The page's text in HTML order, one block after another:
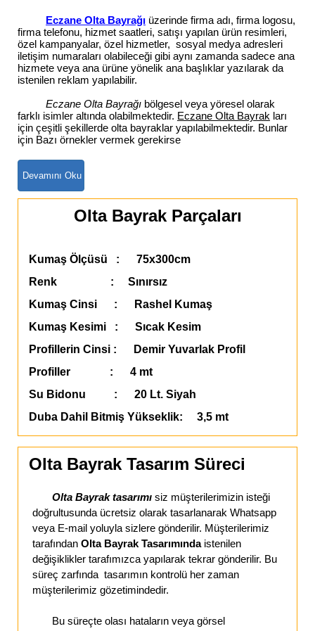
Eczane Olta Bayrağı üzerinde firma adı, firma logosu,
firma telefonu, hizmet saatleri, satışı yapılan ürün resimleri,
özel kampanyalar, özel hizmetler, sosyal medya adresleri
iletişim numaraları olabileceği gibi aynı zamanda sadece ana
hizmete veya ana ürüne yönelik ana başlıklar yazılarak da
istenilen reklam yapılabilir.
Eczane Olta Bayrağı bölgesel veya yöresel olarak
farklı isimler altında olabilmektedir. Eczane Olta Bayrak ları
için çeşitli şekillerde olta bayraklar yapılabilmektedir. Bunlar
için Bazı örnekler vermek gerekirse
Olta Bayrak Parçaları
Kumaş Ölçüsü : 75x300cm
Renk : Sınırsız
Kumaş Cinsi : Rashel Kumaş
Kumaş Kesimi : Sıcak Kesim
Profillerin Cinsi : Demir Yuvarlak Profil
Profiller : 4 mt
Su Bidonu : 20 Lt. Siyah
Duba Dahil Bitmiş Yükseklik: 3,5 mt
Olta Bayrak Tasarım Süreci
Olta Bayrak tasarımı siz müşterilerimizin isteği
doğrultusunda ücretsiz olarak tasarlanarak Whatsapp
veya E-mail yoluyla sizlere gönderilir. Müşterilerimiz
tarafından Olta Bayrak Tasarımında istenilen
değişiklikler tarafımızca yapılarak tekrar gönderilir. Bu
süreç zarfında tasarımın kontrolü her zaman
müşterilerimiz gözetimindedir.
Bu süreçte olası hataların veya görsel